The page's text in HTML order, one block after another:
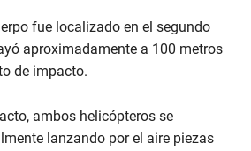
fue localizado en el segundo
aproximadamente a 100 metros
de impacto.
ambos helicópteros se
lanzando por el aire piezas